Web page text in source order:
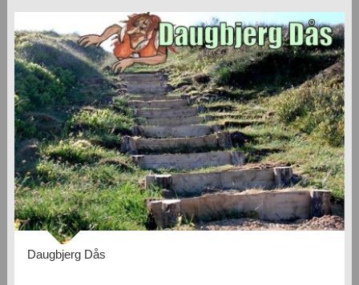
Daugbjerg Dås